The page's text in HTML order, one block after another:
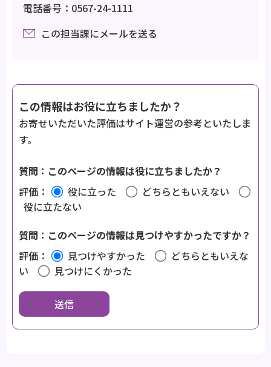
電話番号：0567-24-1111
この担当課にメールを送る
この情報はお役に立ちましたか？
お寄せいただいた評価はサイト運営の参考といたしま
す。
質問：このページの情報は役に立ちましたか？
評価：
役に立った
どちらともいえない
役に立たない
質問：このページの情報は見つけやすかったですか？
評価：
見つけやすかった
どちらともいえな
い
見つけにくかった